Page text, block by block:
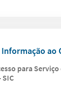
ao
para
SIC